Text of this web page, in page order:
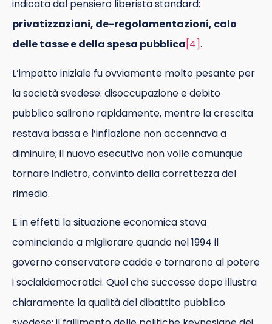
indicata dal pensiero liberista standard:
privatizzazioni, de-regolamentazioni, calo
delle tasse e della spesa pubblica[4].
L’impatto iniziale fu ovviamente molto pesante per
la società svedese: disoccupazione e debito
pubblico salirono rapidamente, mentre la crescita
restava bassa e l’inflazione non accennava a
diminuire; il nuovo esecutivo non volle comunque
tornare indietro, convinto della correttezza del
rimedio.
E in effetti la situazione economica stava
cominciando a migliorare quando nel 1994 il
governo conservatore cadde e tornarono al potere
i socialdemocratici. Quel che successe dopo illustra
chiaramente la qualità del dibattito pubblico